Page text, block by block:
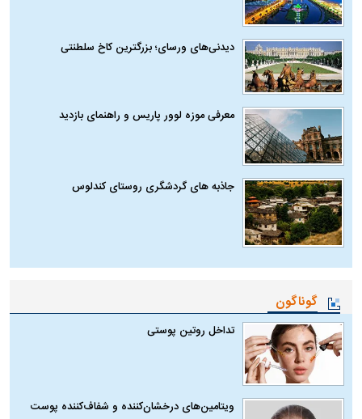
دیدنی‌های ورسای؛ بزرگترین کاخ سلطنتی
معرفی موزه لوور پاریس و راهنمای بازدید
جاذبه های گردشگری روستای کندلوس
گوناگون
تداخل روتین پوستی
ویتامین‌های درخشان‌کننده و شفاف‌کننده پوست